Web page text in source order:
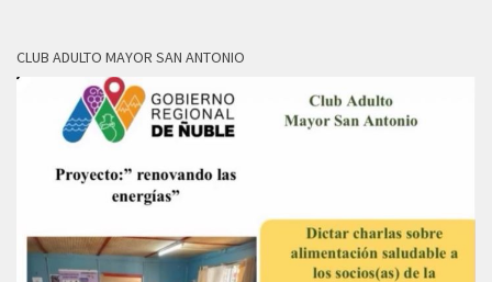
CLUB ADULTO MAYOR SAN ANTONIO